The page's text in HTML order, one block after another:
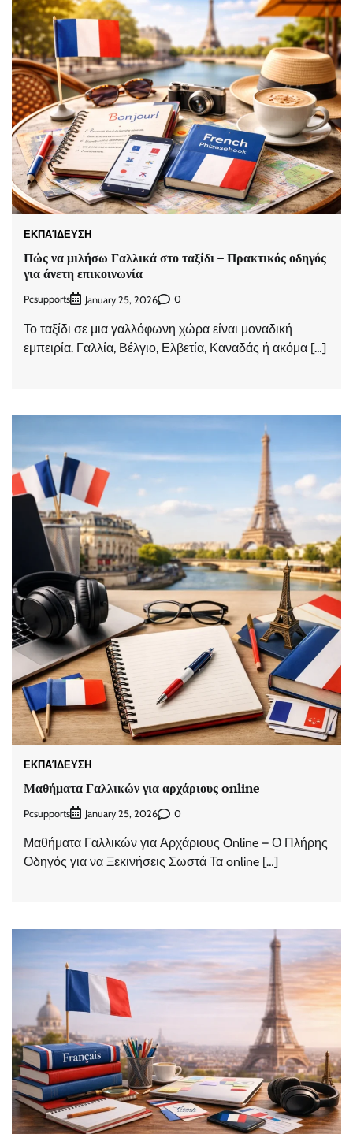
ΕΚΠΑΊΔΕΥΣΗ
Πώς να μιλήσω Γαλλικά στο ταξίδι – Πρακτικός οδηγός
για άνετη επικοινωνία
Pcsupports January 25, 2026 0
Το ταξίδι σε μια γαλλόφωνη χώρα είναι μοναδική
εμπειρία. Γαλλία, Βέλγιο, Ελβετία, Καναδάς ή ακόμα […]
ΕΚΠΑΊΔΕΥΣΗ
Μαθήματα Γαλλικών για αρχάριους online
Pcsupports January 25, 2026 0
Μαθήματα Γαλλικών για Αρχάριους Online – Ο Πλήρης
Οδηγός για να Ξεκινήσεις Σωστά Τα online […]